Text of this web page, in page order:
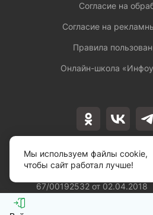
Лицензия на
образовательной
67/00192532 от 02.04.2018
Согласие на
Согласие на
Правила
Онлайн-школа
Мы используем файлы cookie,
чтобы сайт работал лучше!